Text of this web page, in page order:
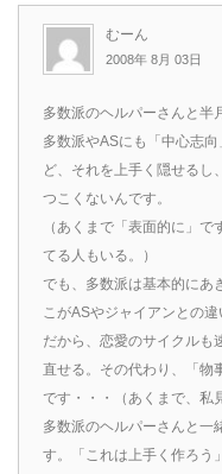
むーん
2008年 8月 03日
多数派のヘルパーさんと半
多数派やASにも「中心志
ど、それを上手く隠せるし
つこくないんです。
（あくまで「表面的に」
てる人もいる。）
でも、多数派は基本的にあ
こがASやジャイアンとの違
だから、恋愛のサイクルも
直せる。その代わり、「物
です・・・（あくまで、私
多数派のヘルパーさんと一
す。「これは上手く作ろう